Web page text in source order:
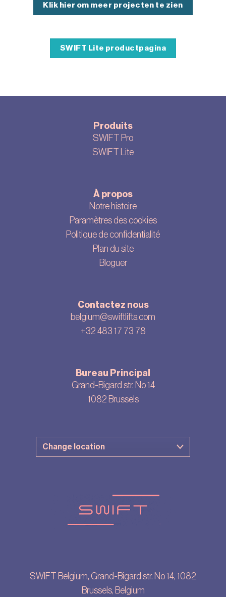
Klik hier om meer projecten te zien
SWIFT Lite productpagina
Produits
SWIFT Pro
SWIFT Lite
À propos
Notre histoire
Paramètres des cookies
Politique de confidentialité
Plan du site
Bloguer
Contactez nous
belgium@swiftlifts.com
+32 483 17 73 78
Bureau Principal
Grand-Bigard str. No 14
1082 Brussels
SWIFT Belgium, Grand-Bigard str. No 14, 1082
Brussels, Belgium